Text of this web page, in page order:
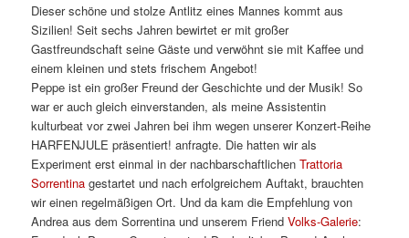
Dieser schöne und stolze Antlitz eines Mannes kommt aus
Sizilien! Seit sechs Jahren bewirtet er mit großer
Gastfreundschaft seine Gäste und verwöhnt sie mit Kaffee und
einem kleinen und stets frischem Angebot!
Peppe ist ein großer Freund der Geschichte und der Musik! So
war er auch gleich einverstanden, als meine Assistentin
kulturbeat vor zwei Jahren bei ihm wegen unserer Konzert-Reihe
HARFENJULE präsentiert! anfragte. Die hatten wir als
Experiment erst einmal in der nachbarschaftlichenTrattoria
Sorrentina gestartet und nach erfolgreichem Auftakt, brauchten
wir einen regelmäßigen Ort. Und da kam die Empfehlung von
Andrea aus dem Sorrentina und unserem FriendVolks-Galerie: